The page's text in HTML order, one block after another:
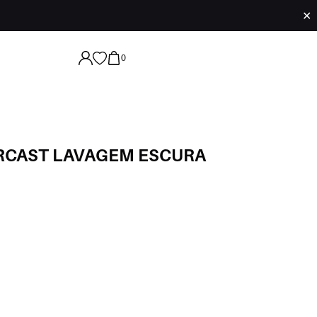
✕
0
LAVAGEM ESCURA